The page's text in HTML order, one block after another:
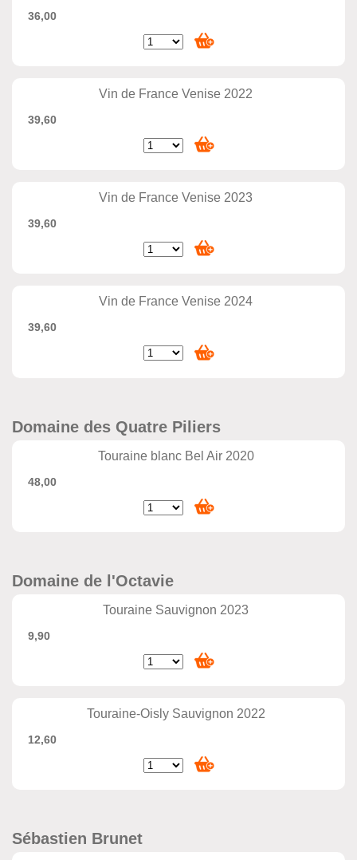
36,00
Vin de France Venise 2022
39,60
Vin de France Venise 2023
39,60
Vin de France Venise 2024
39,60
Domaine des Quatre Piliers
Touraine blanc Bel Air 2020
48,00
Domaine de l'Octavie
Touraine Sauvignon 2023
9,90
Touraine-Oisly Sauvignon 2022
12,60
Sébastien Brunet